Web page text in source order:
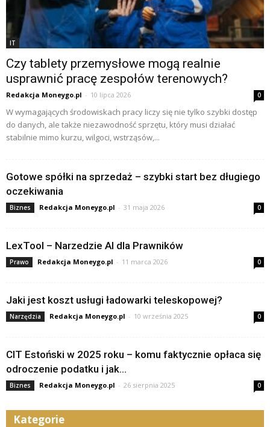
IT
Czy tablety przemysłowe mogą realnie
usprawnić pracę zespołów terenowych?
Redakcja Moneygo.pl - 10 lipca 2026 0
W wymagających środowiskach pracy liczy się nie tylko szybki dostęp
do danych, ale także niezawodność sprzętu, który musi działać
stabilnie mimo kurzu, wilgoci, wstrząsów,...
Gotowe spółki na sprzedaż – szybki start bez długiego
oczekiwania
Biznes Redakcja Moneygo.pl - 31 maja 2026 0
LexTool – Narzedzie AI dla Prawników
Prawo Redakcja Moneygo.pl - 11 marca 2026 0
Jaki jest koszt usługi ładowarki teleskopowej?
Narzędzia Redakcja Moneygo.pl - 10 września 2025 0
CIT Estoński w 2025 roku – komu faktycznie opłaca się
odroczenie podatku i jak...
Biznes Redakcja Moneygo.pl - 26 sierpnia 2025 0
Kategorie